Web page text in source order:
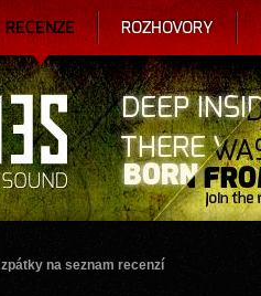
RECENZE ROZHOVORY
zpátky na seznam recenzí